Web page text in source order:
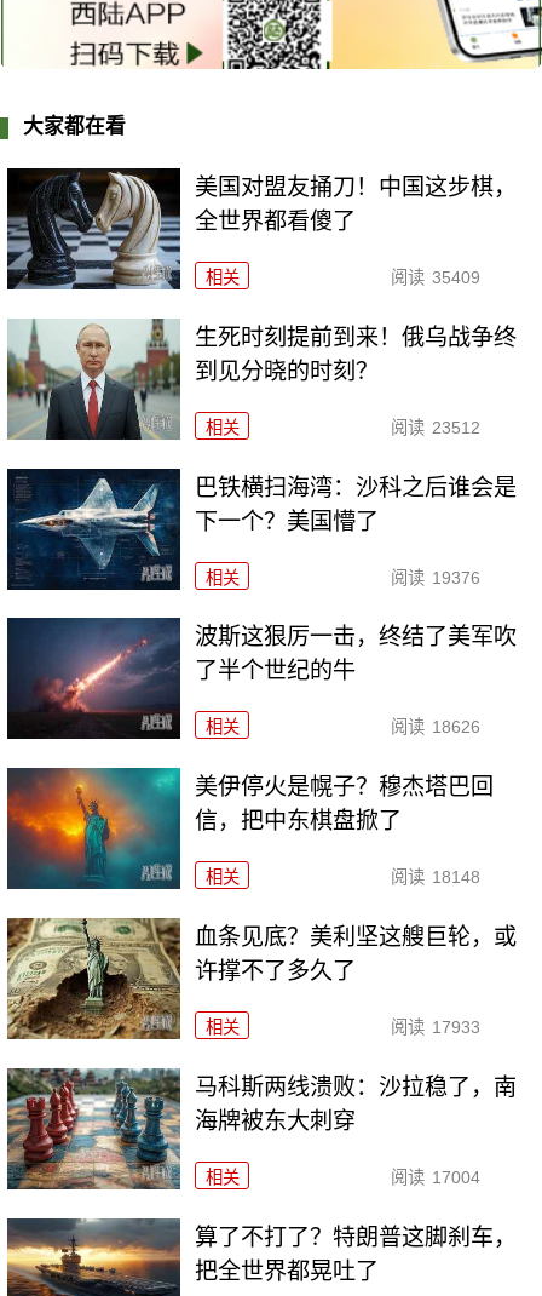
大家都在看
美国对盟友捅刀！中国这步棋，
全世界都看傻了
相关 阅读 35409
生死时刻提前到来！俄乌战争终
到见分晓的时刻？
相关 阅读 23512
巴铁横扫海湾：沙科之后谁会是
下一个？美国懵了
相关 阅读 19376
波斯这狠厉一击，终结了美军吹
了半个世纪的牛
相关 阅读 18626
美伊停火是幌子？穆杰塔巴回
信，把中东棋盘掀了
相关 阅读 18148
血条见底？美利坚这艘巨轮，或
许撑不了多久了
相关 阅读 17933
马科斯两线溃败：沙拉稳了，南
海牌被东大刺穿
相关 阅读 17004
算了不打了？特朗普这脚刹车，
把全世界都晃吐了